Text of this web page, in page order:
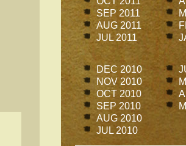
SEP 2011
AUG 2011
JUL 2011
DEC 2010
NOV 2010
OCT 2010
SEP 2010
AUG 2010
JUL 2010